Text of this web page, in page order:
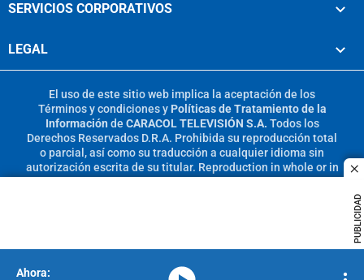
PUBLICIDAD
SERVICIOS CORPORATIVOS
LEGAL
El uso de este sitio web implica la aceptación de los
Términos y condicionesy Políticas de Tratamiento de la
Información de CARACOL TELEVISIÓN S.A. Todos los
Derechos Reservados D.R.A. Prohibida su reproducción total
o parcial, así como su traducción a cualquier idioma sin
autorización escrita de su titular. Reproduction in whole or in